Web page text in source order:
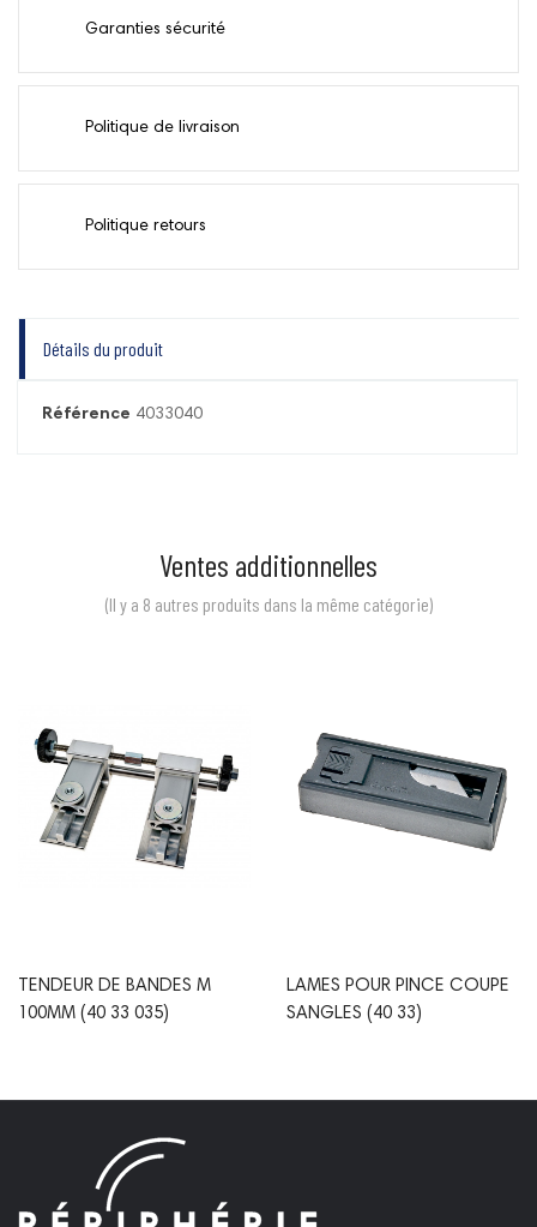
Garanties sécurité
Politique de livraison
Politique retours
Détails du produit
Référence 4033040
Ventes additionnelles
(Il y a 8 autres produits dans la même catégorie)
TENDEUR DE BANDES M
100MM (40 33 035)
LAMES POUR PINCE COUPE
SANGLES (40 33)